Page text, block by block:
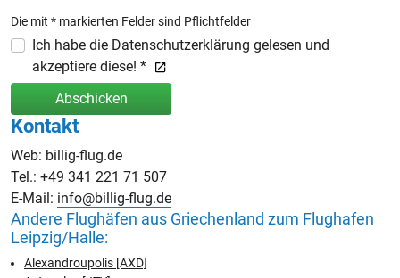
Die mit * markierten Felder sind Pflichtfelder
Ich habe die Datenschutzerklärung gelesen und
akzeptiere diese! *
Abschicken
Kontakt
Web: billig-flug.de
Tel.: +49 341 221 71 507
E-Mail: info@billig-flug.de
Andere Flughäfen aus Griechenland zum Flughafen
Leipzig/Halle:
Alexandroupolis [AXD]